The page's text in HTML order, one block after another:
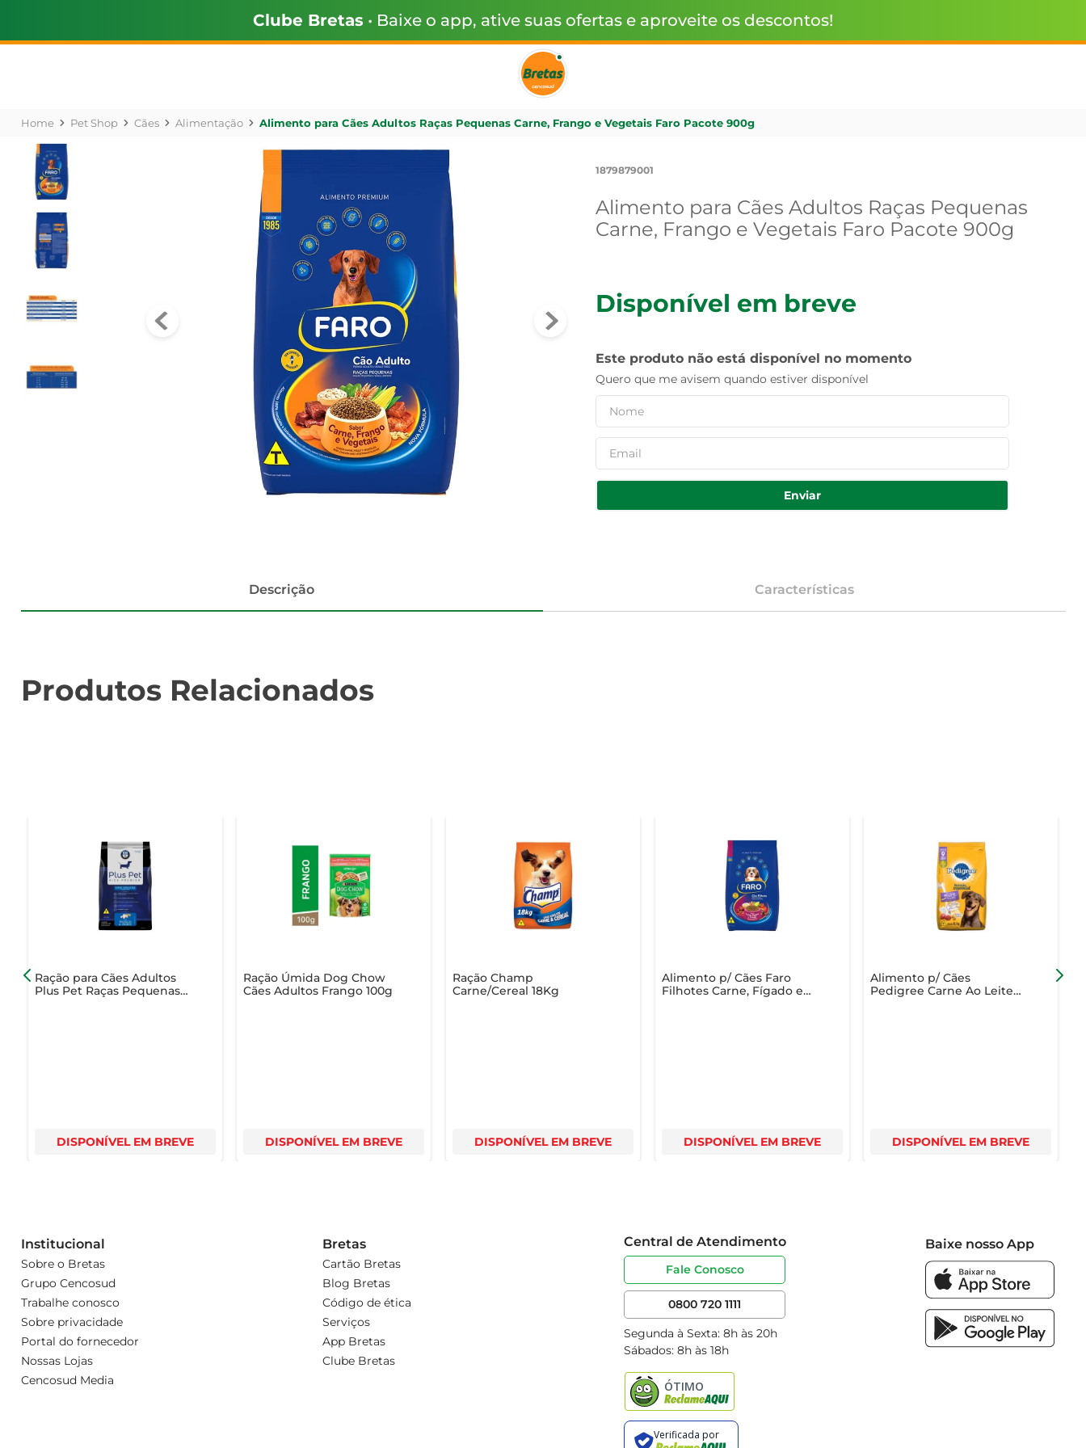
Clube Bretas • Baixe o app, ative suas ofertas e aproveite os descontos!
Pet Shop Cães Alimentação Alimento para Cães Adultos Raças Pequenas Carne, Frango e Vegetais Faro Pacote 900g
1879879001
Alimento para Cães Adultos Raças Pequenas
Carne, Frango e Vegetais Faro Pacote 900g
Disponível em breve
Este produto não está disponível no momento
Quero que me avisem quando estiver disponível
Enviar
Descrição Características
Produtos Relacionados
Ração para Cães Adultos
Plus Pet Raças Pequenas
DISPONÍVEL EM BREVE
Ração Úmida Dog Chow
Cães Adultos Frango 100g
DISPONÍVEL EM BREVE
Ração Champ
Carne/Cereal 18Kg
DISPONÍVEL EM BREVE
Alimento p/ Cães Faro
Filhotes Carne, Fígado e
DISPONÍVEL EM BREVE
Alimento p/ Cães
Pedigree Carne Ao Leite
DISPONÍVEL EM BREVE
Institucional
Sobre o Bretas
Grupo Cencosud
Trabalhe conosco
Sobre privacidade
Portal do fornecedor
Nossas Lojas
Cencosud Media
Bretas
Cartão Bretas
Blog Bretas
Código de ética
Serviços
App Bretas
Clube Bretas
Central de Atendimento
Fale Conosco
0800 720 1111
Segunda à Sexta: 8h às 20h
Sábados: 8h às 18h
Baixe nosso App